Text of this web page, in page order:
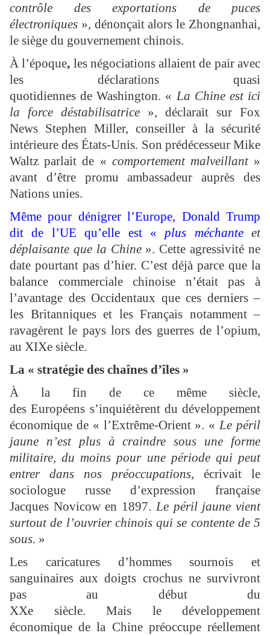
contrôle des exportations de puces
électroniques », dénonçait alors le Zhongnanhai,
le siège du gouvernement chinois.
À l’époque, les négociations allaient de pair avec
les déclarations quasi
quotidiennes de Washington. « La Chine est ici
la force déstabilisatrice », déclarait sur Fox
News Stephen Miller, conseiller à la sécurité
intérieure des États-Unis. Son prédécesseur Mike
Waltz parlait de « comportement malveillant»
avant d’être promu ambassadeur auprès des
Nations unies.
Même pour dénigrer l’Europe, Donald Trump
dit de l’UE qu’elle est « plus méchanteet
déplaisante que la Chine». Cette agressivité ne
date pourtant pas d’hier. C’est déjà parce que la
balance commerciale chinoise n’était pas à
l’avantage des Occidentaux que ces derniers –
les Britanniques et les Français notamment –
ravagèrent le pays lors des guerres de l’opium,
au XIXe siècle.
La « stratégie des chaînes d’îles »
À la fin de ce même siècle,
des Européens s’inquiétèrent du développement
économique de « l’Extrême-Orient ». « Le péril
jaune n’est plus à craindre sous une forme
militaire, du moins pour une période qui peut
entrer dans nos préoccupations, écrivait le
sociologue russe d’expression française
Jacques Novicow en 1897. Le péril jaune vient
surtout de l’ouvrier chinois qui se contente de 5
sous. »
Les caricatures d’hommes sournois et
sanguinaires aux doigts crochus ne survivront
pas au début du
XXe siècle. Mais le développement
économique de la Chine préoccupe réellement